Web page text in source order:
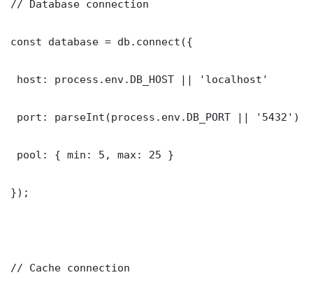
// Database connection
const database = db.connect({
host: process.env.DB_HOST || 'localhost'
port: parseInt(process.env.DB_PORT || '5432')
pool: { min: 5, max: 25 }
});
// Cache connection